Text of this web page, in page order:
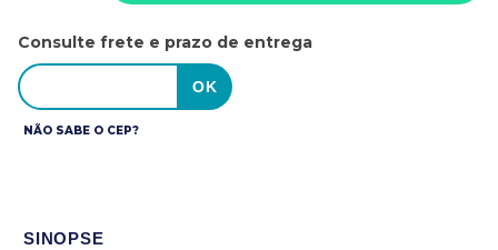
Consulte frete e prazo de entrega
NÃO SABE O CEP?
SINOPSE